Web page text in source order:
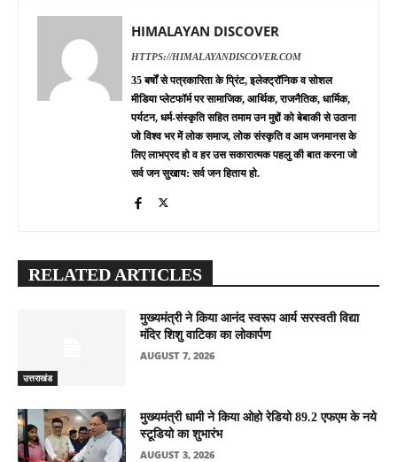
HIMALAYAN DISCOVER
HTTPS://HIMALAYANDISCOVER.COM
35 बर्षों से पत्रकारिता के प्रिंट, इलेक्ट्रॉनिक व सोशल
मीडिया प्लेटफॉर्म पर सामाजिक, आर्थिक, राजनैतिक, धार्मिक,
पर्यटन, धर्म-संस्कृति सहित तमाम उन मुद्दों को बेबाकी से उठाना
जो विश्व भर में लोक समाज, लोक संस्कृति व आम जनमानस के
लिए लाभप्रद हो व हर उस सकारात्मक पहलु की बात करना जो
सर्व जन सुखाय: सर्व जन हिताय हो.
RELATED ARTICLES
उत्तराखंड
मुख्यमंत्री ने किया आनंद स्वरूप आर्य सरस्वती विद्या
मंदिर शिशु वाटिका का लोकार्पण
AUGUST 7, 2026
मुख्यमंत्री धामी ने किया ओहो रेडियो 89.2 एफएम के नये
स्टूडियो का शुभारंभ
AUGUST 3, 2026